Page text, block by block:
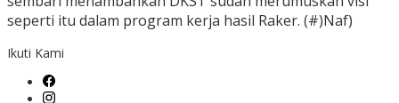
seperti itu dalam program kerja hasil Raker. (#)Naf)
Ikuti Kami